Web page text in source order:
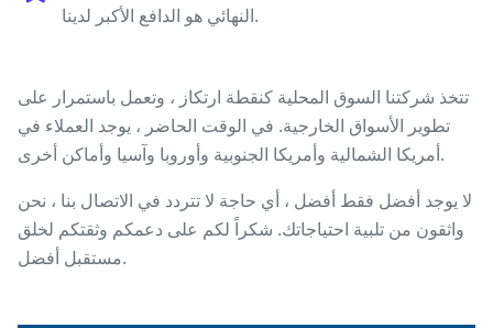
النهائي هو الدافع الأكبر لدينا.
تتخذ شركتنا السوق المحلية كنقطة ارتكاز ، وتعمل باستمرار على
تطوير الأسواق الخارجية. في الوقت الحاضر ، يوجد العملاء في
أمريكا الشمالية وأمريكا الجنوبية وأوروبا وآسيا وأماكن أخرى.
لا يوجد أفضل فقط أفضل ، أي حاجة لا تتردد في الاتصال بنا ، نحن
واثقون من تلبية احتياجاتك. شكراً لكم على دعمكم وثقتكم لخلق
مستقبل أفضل.